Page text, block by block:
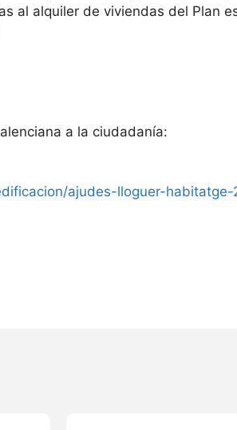
al alquiler de viviendas del Plan
a la ciudadanía:
ajudes-lloguer-habitatge-